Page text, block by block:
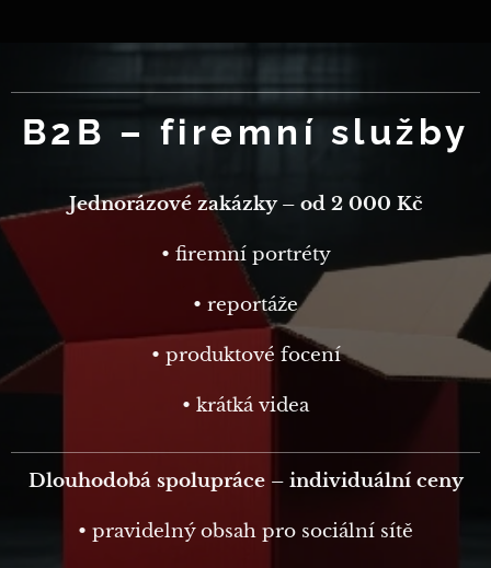
B2B – firemní služby
Jednorázové zakázky – od 2 000 Kč
• firemní portréty
• reportáže
• produktové focení
• krátká videa
Dlouhodobá spolupráce – individuální ceny
• pravidelný obsah pro sociální sítě